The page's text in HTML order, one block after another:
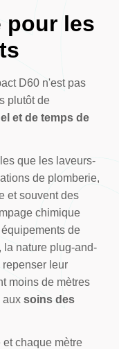
pour les
D60 n'est pas
plutôt de
et de temps de
que les laveurs-
de plomberie,
et souvent des
chimique
de
la nature plug-and-
leur
moins de mètres
aux soins des
chaque mètre